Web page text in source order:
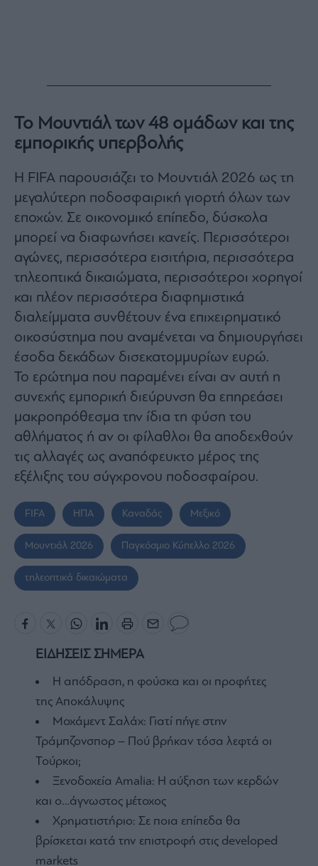
Το Μουντιάλ των 48 ομάδων και της
εμπορικής υπερβολής
Η FIFA παρουσιάζει το Μουντιάλ 2026 ως τη
μεγαλύτερη ποδοσφαιρική γιορτή όλων των
εποχών. Σε οικονομικό επίπεδο, δύσκολα
μπορεί να διαφωνήσει κανείς. Περισσότεροι
αγώνες, περισσότερα εισιτήρια, περισσότερα
τηλεοπτικά δικαιώματα, περισσότεροι χορηγοί
και πλέον περισσότερα διαφημιστικά
διαλείμματα συνθέτουν ένα επιχειρηματικό
οικοσύστημα που αναμένεται να δημιουργήσει
έσοδα δεκάδων δισεκατομμυρίων ευρώ.
Το ερώτημα που παραμένει είναι αν αυτή η
συνεχής εμπορική διεύρυνση θα επηρεάσει
μακροπρόθεσμα την ίδια τη φύση του
αθλήματος ή αν οι φίλαθλοι θα αποδεχθούν
τις αλλαγές ως αναπόφευκτο μέρος της
εξέλιξης του σύγχρονου ποδοσφαίρου.
FIFA ΗΠΑ Καναδάς Μεξικό
Μουντιάλ 2026 Παγκόσμιο Κύπελλο 2026
τηλεοπτικά δικαιώματα
ΕΙΔΗΣΕΙΣ ΣΗΜΕΡΑ
Η απόδραση, η φούσκα και οι προφήτες
της Αποκάλυψης
Μοχάμεντ Σαλάχ: Γιατί πήγε στην
Τράμπζονσπορ – Πού βρήκαν τόσα λεφτά οι
Τούρκοι;
Ξενοδοχεία Amalia: H αύξηση των κερδών
και ο…άγνωστος μέτοχος
Χρηματιστήριο: Σε ποια επίπεδα θα
βρίσκεται κατά την επιστροφή στις developed
markets